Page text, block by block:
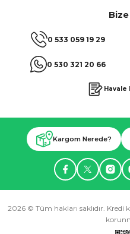
Bize
0 533 059 19 29
0 530 321 20 66
Havale
Kargom Nerede?
2026 © Tüm hakları saklıdır. Kredi